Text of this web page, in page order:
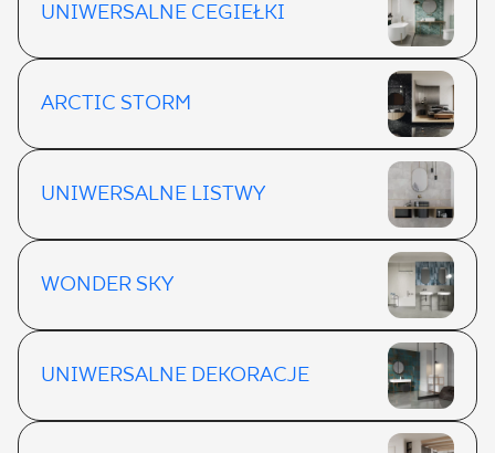
UNIWERSALNE CEGIEŁKI
ARCTIC STORM
UNIWERSALNE LISTWY
WONDER SKY
UNIWERSALNE DEKORACJE